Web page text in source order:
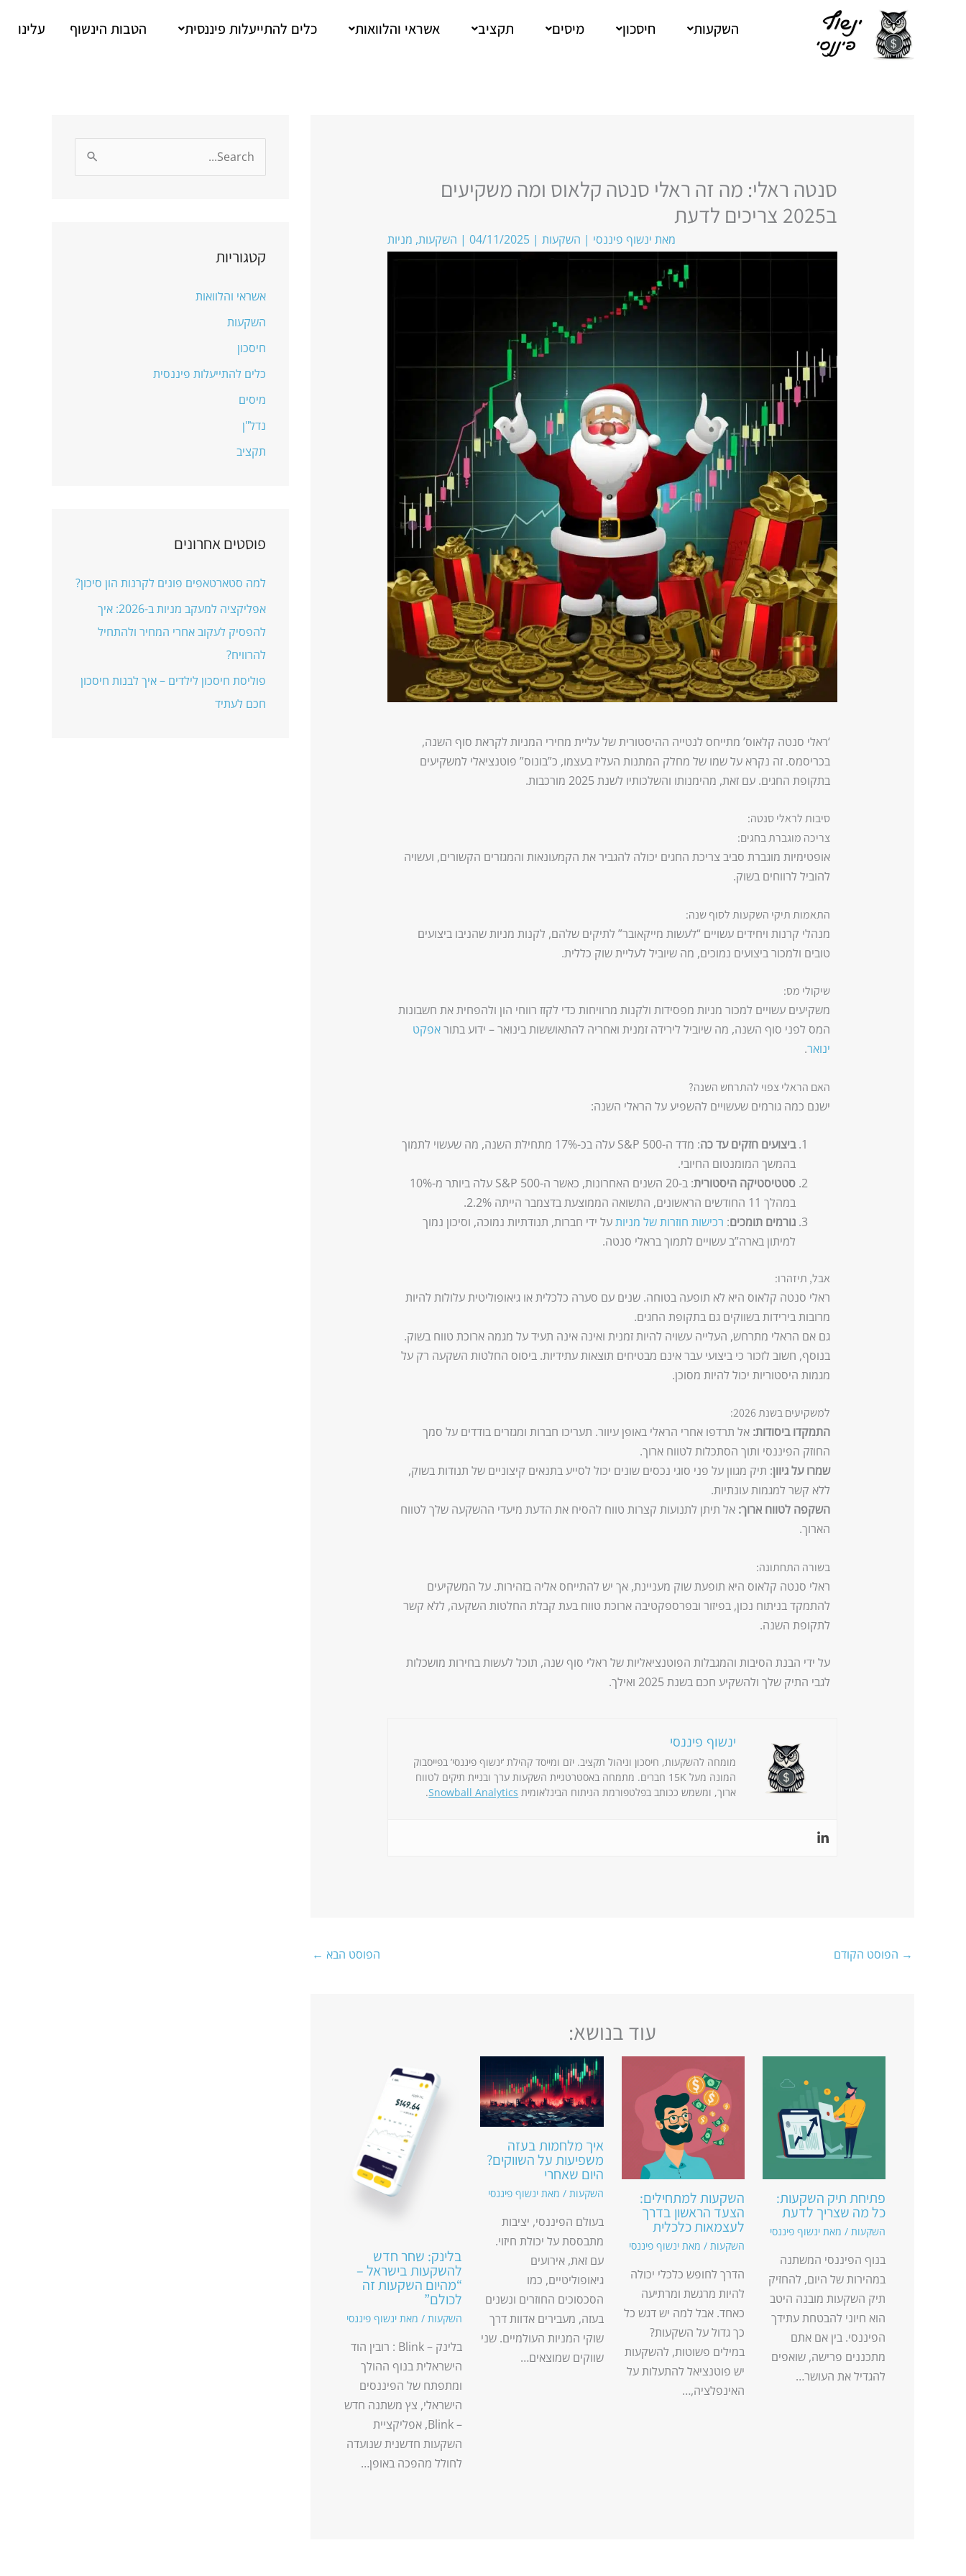
השקעות חיסכון מיסים תקציב אשראי והלוואות כלים להתייעלות פיננסית הטבות הינשוף עלינו
סנטה ראלי: מה זה ראלי סנטה קלאוס ומה משקיעים
ב2025 צריכים לדעת
מאת ינשוף פיננסי | השקעות |
04/11/2025
| השקעות, מניות
‘ראלי סנטה קלאוס’ מתייחס לנטייה ההיסטורית של עליית מחירי המניות לקראת סוף השנה,
בכריסמס. זה נקרא על שמו של מחלק המתנות העליז בעצמו, כ”בונוס” פוטנציאלי למשקיעים
בתקופת החגים. עם זאת, מהימנותו והשלכותיו לשנת 2025 מורכבות.
סיבות לראלי סנטה:
צריכה מוגברת בחגים:
אופטימיות מוגברת סביב צריכת החגים יכולה להגביר את הקמעונאות והמגזרים הקשורים, ועשויה
להוביל לרווחים בשוק.
התאמות תיקי השקעות לסוף שנה:
מנהלי קרנות ויחידים עשויים “לעשות מייקאובר” לתיקים שלהם, לקנות מניות שהניבו ביצועים
טובים ולמכור ביצועים נמוכים, מה שיוביל לעליית שוק כללית.
שיקולי מס:
משקיעים עשויים למכור מניות מפסידות ולקנות מרוויחות כדי לקזז רווחי הון ולהפחית את חשבונות
המס לפני סוף השנה, מה שיוביל לירידה זמנית ואחריה להתאוששות בינואר – ידוע בתוראפקט
ינואר.
האם הראלי צפוי להתרחש השנה?
ישנם כמה גורמים שעשויים להשפיע על הראלי השנה:
ביצועים חזקים עד כה
: מדד ה-S&P 500 עלה בכ-17% מתחילת השנה, מה שעשוי לתמוך
בהמשך המומנטום החיובי.
סטטיסטיקה היסטורית
: ב-20 השנים האחרונות, כאשר ה-S&P 500 עלה ביותר מ-10%
במהלך 11 החודשים הראשונים, התשואה הממוצעת בדצמבר הייתה 2.2%.
גורמים תומכים: רכישות חוזרות של מניותעל ידי חברות, תנודתיות נמוכה, וסיכון נמוך
למיתון בארה”ב עשויים לתמוך בראלי סנטה.
אבל, תיזהרו:
ראלי סנטה קלאוס היא לא תופעה בטוחה. שנים עם סערה כלכלית או גיאופוליטית עלולות להיות
מרובות בירידות בשווקים גם בתקופת החגים.
גם אם הראלי מתרחש, העלייה עשויה להיות זמנית ואינה אינה תעיד על מגמה ארוכת טווח בשוק.
בנוסף, חשוב לזכור כי ביצועי עבר אינם מבטיחים תוצאות עתידיות. ביסוס החלטות השקעה רק על
מגמות היסטוריות יכול להיות מסוכן.
למשקיעים בשנת 2026:
התמקדו ביסודות: אל תרדפו אחרי הראלי באופן עיוור. תעריכו חברות ומגזרים בודדים על סמך
החוזק הפיננסי ותוך הסתכלות לטווח ארוך.
שמרו על גיוון: תיק מגוון על פני סוגי נכסים שונים יכול לסייע בתנאים קיצוניים של תנודות בשוק,
ללא קשר למגמות עונתיות.
השקפה לטווח ארוך: אל תיתן לתנועות קצרות טווח להסיח את הדעת מיעדי ההשקעה שלך לטווח
הארוך.
בשורה התחתונה:
ראלי סנטה קלאוס היא תופעת שוק מעניינת, אך יש להתייחס אליה בזהירות. על המשקיעים
להתמקד בניתוח נכון, בפיזור ובפרספקטיבה ארוכת טווח בעת קבלת החלטות השקעה, ללא קשר
לתקופת השנה.
על ידי הבנת הסיבות והמגבלות הפוטנציאליות של ראלי סוף שנה, תוכל לעשות בחירות מושכלות
לגבי התיק שלך ולהשקיע חכם בשנת 2025 ואילך.
ינשוף פיננסי
מומחה להשקעות, חיסכון וניהול תקציב. יזם ומייסד קהילת ‘ינשוף פיננסי’ בפייסבוק
המונה מעל 15K חברים. מתמחה באסטרטגיית השקעות ערך ובניית תיקים לטווח
ארוך, ומשמש ככותב בפלטפורמת הניתוח הבינלאומית Snowball Analytics
.
→ הפוסט הקודם הפוסט הבא ←
עוד בנושא:
פתיחת תיק השקעות:
כל מה שצריך לדעת
השקעות / מאת ינשוף פיננסי
בנוף הפיננסי המשתנה
במהירות של היום, להחזיק
תיק השקעות מובנה היטב
הוא חיוני להבטחת עתידך
הפיננסי. בין אם אתם
מתכננים פרישה, שואפים
להגדיל את העושר…
השקעות למתחילים:
הצעד הראשון בדרך
לעצמאות כלכלית
השקעות / מאתינשוף פיננסי
הדרך לחופש כלכלי יכולה
להיות מרגשת ומרתיעה
כאחד. אבל למה יש דגש כל
כך גדול על השקעות?
במילים פשוטות, להשקעות
יש פוטנציאל להתעלות על
האינפלציה,…
איך מלחמות בעזה
משפיעות על השווקים?
היום שאחרי
השקעות / מאתינשוף פיננסי
בעולם הפיננסי, יציבות
מתבססת על יכולת חיזוי.
עם זאת, אירועים
גיאופוליטיים, כמו
הסכסוכים החוזרים ונשנים
בעזה, מעבירים אדוות דרך
שוקי המניות העולמיים. שני
שווקים שמוצאים…
בלינק: שחר חדש
להשקעות בישראל –
“מהיום השקעות זה
לכולם”
השקעות / מאת ינשוף פיננסי
בלינק – Blink : רובין הוד
הישראלית בנוף ההולך
ומתפתח של הפיננסים
הישראלי, צץ משתנה חדש
– Blink, אפליקציית
השקעות חדשנית שנועדה
לחולל מהפכה באופן…
c
f
o
r
קטגוריות
אשראי והלוואות
השקעות
חיסכון
כלים להתייעלות פיננסית
מיסים
נדל"ן
תקציב
פוסטים אחרונים
למה סטארטאפים פונים לקרנות הון סיכון?
אפליקציה למעקב מניות ב-2026: איך
להפסיק לעקוב אחרי המחיר ולהתחיל
להרוויח?
פוליסת חיסכון לילדים – איך לבנות חיסכון
חכם לעתיד